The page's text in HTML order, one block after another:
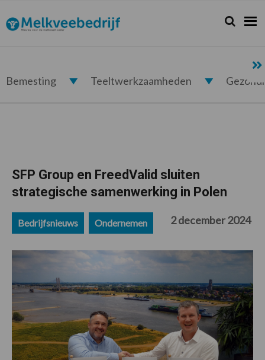
de
hoofdnavigatie
de
hoofd
de
eerste
de
voettekst
Melkveebedrijf.nl Zoeken...
Zoek
Bemesting Teeltwerkzaamheden
SFP Group en FreedValid sluiten
strategische samenwerking in Polen
Bedrijfsnieuws Ondernemen 2 december 2024